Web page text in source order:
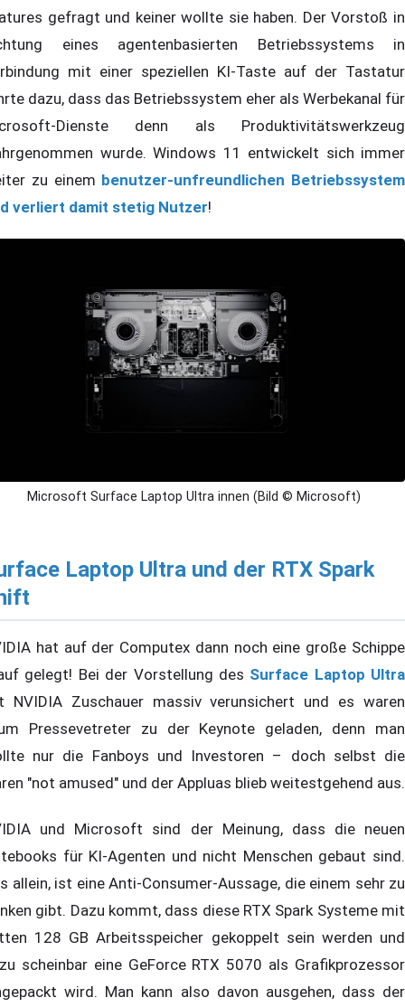
gefragt und keiner wollte sie haben. Der Vorstoß in
eines agentenbasierten Betriebssystems in
mit einer speziellen KI-Taste auf der Tastatur
dazu, dass das Betriebssystem eher als Werbekanal für
Dienste denn als Produktivitätswerkzeug
wurde. Windows 11 entwickelt sich immer
zu einem benutzer-unfreundlichen Betriebssystem
verliert damit stetig Nutzer!
Microsoft Surface Laptop Ultra innen (Bild © Microsoft)
Laptop Ultra und der RTX Spark
hat auf der Computex dann noch eine große Schippe
gelegt! Bei der Vorstellung des Surface Laptop Ultra
NVIDIA Zuschauer massiv verunsichert und es waren
Pressevetreter zu der Keynote geladen, denn man
nur die Fanboys und Investoren – doch selbst die
"not amused" und der Appluas blieb weitestgehend aus.
und Microsoft sind der Meinung, dass die neuen
für KI-Agenten und nicht Menschen gebaut sind.
allein, ist eine Anti-Consumer-Aussage, die einem sehr zu
gibt. Dazu kommt, dass diese RTX Spark Systeme mit
128 GB Arbeitsspeicher gekoppelt sein werden und
scheinbar eine GeForce RTX 5070 als Grafikprozessor
wird. Man kann also davon ausgehen, dass der